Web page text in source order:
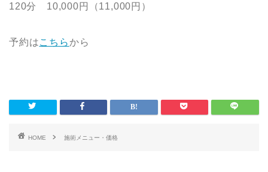
120分 10,000円（11,000円）
予約はこちら から
HOME 施術メニュー・価格